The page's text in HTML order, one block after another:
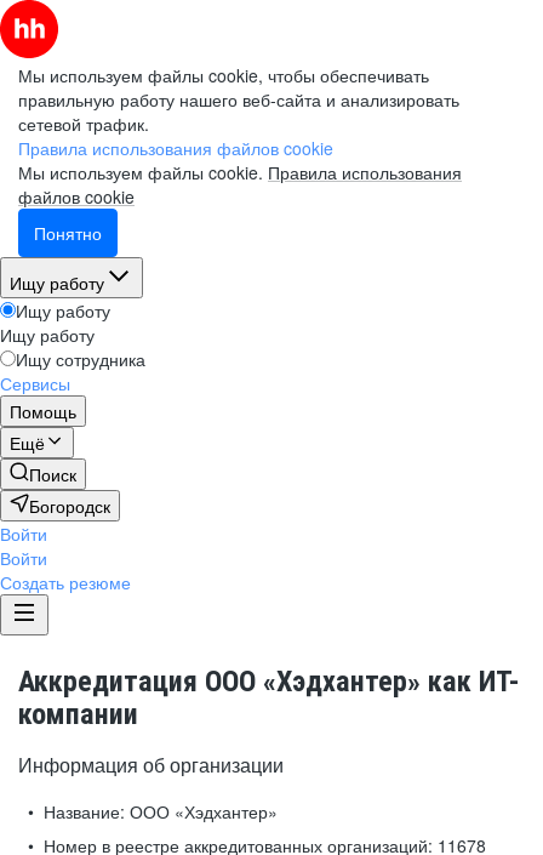
Мы используем файлы cookie, чтобы обеспечивать
правильную работу нашего веб-сайта и анализировать
сетевой трафик.
Правила использования файлов cookie
Мы используем файлы cookie. Правила использования
файлов cookie
Понятно
Ищу работу
Ищу работу
Ищу работу
Ищу сотрудника
Сервисы
Помощь
Ещё
Поиск
Богородск
Войти
Войти
Создать резюме
Аккредитация ООО «Хэдхантер» как ИТ-
компании
Информация об организации
Название: ООО «Хэдхантер»
Номер в реестре аккредитованных организаций: 11678